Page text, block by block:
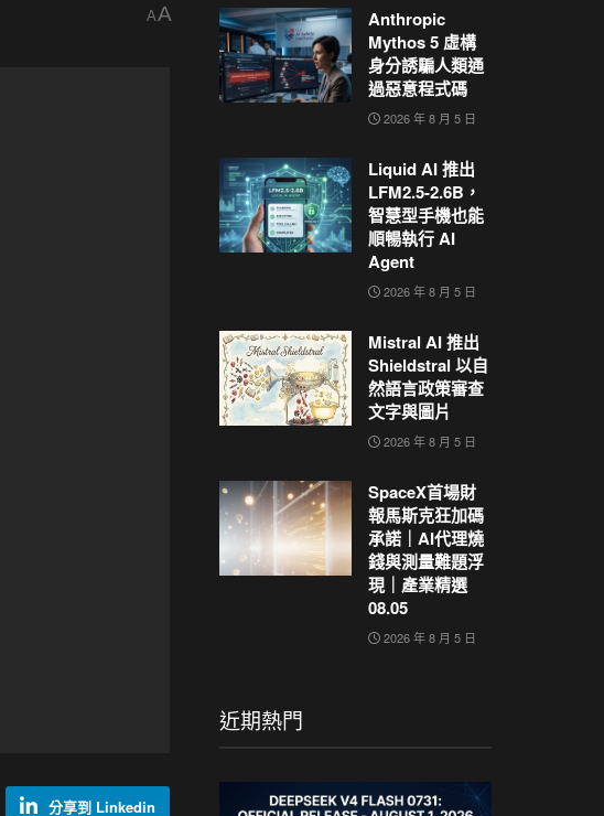
AA
分享到 Linkedin
Anthropic
Mythos 5 虛構
身分誘騙人類通
過惡意程式碼
2026 年 8 月 5 日
Liquid AI 推出
LFM2.5-2.6B，
智慧型手機也能
順暢執行 AI
Agent
2026 年 8 月 5 日
Mistral AI 推出
Shieldstral 以自
然語言政策審查
文字與圖片
2026 年 8 月 5 日
SpaceX首場財
報馬斯克狂加碼
承諾｜AI代理燒
錢與測量難題浮
現｜產業精選
08.05
2026 年 8 月 5 日
近期熱門